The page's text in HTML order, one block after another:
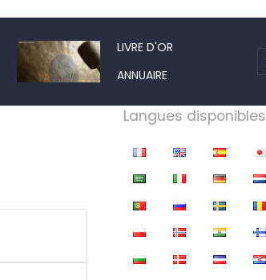
LIVRE D'OR
ANNUAIRE
Langues disponibles